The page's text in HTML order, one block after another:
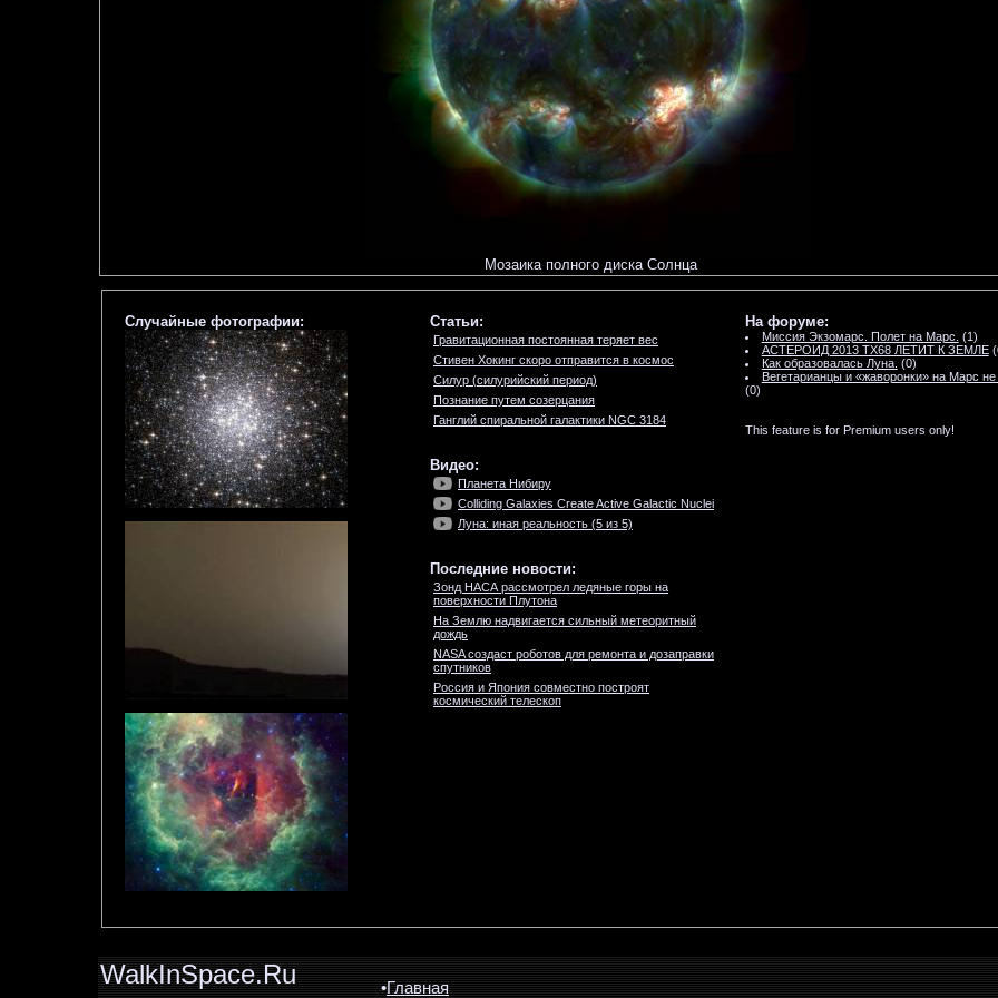
Мозаика полного диска Солнца
Случайные фотографии: Статьи:
Гравитационная постоянная теряет вес
Стивен Хокинг скоро отправится в космос
Силур (силурийский период)
Познание путем созерцания
Ганглий спиральной галактики NGC 3184
Видео:
Планета Нибиру
Colliding Galaxies Create Active Galactic Nuclei
Луна: иная реальность (5 из 5)
Последние новости:
Зонд НАСА рассмотрел ледяные горы на
поверхности Плутона
На Землю надвигается сильный метеоритный
дождь
NASA создаст роботов для ремонта и дозаправки
спутников
Россия и Япония совместно построят
космический телескоп
На форуме:
Миссия Экзомарс. Полет на Марс. (1)
АСТЕРОИД 2013 TX68 ЛЕТИТ К ЗЕМЛЕ
Как образовалась Луна. (0)
Вегетарианцы и «жаворонки» на Марс не
(0)
This feature is for Premium users only!
WalkInSpace.Ru •Главная